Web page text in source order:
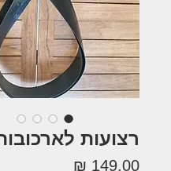
רצועות